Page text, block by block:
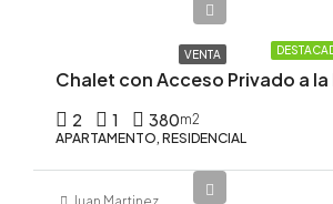
VENTA
Chalet con Acceso Privado a la
2 1 380m2
APARTAMENTO, RESIDENCIAL